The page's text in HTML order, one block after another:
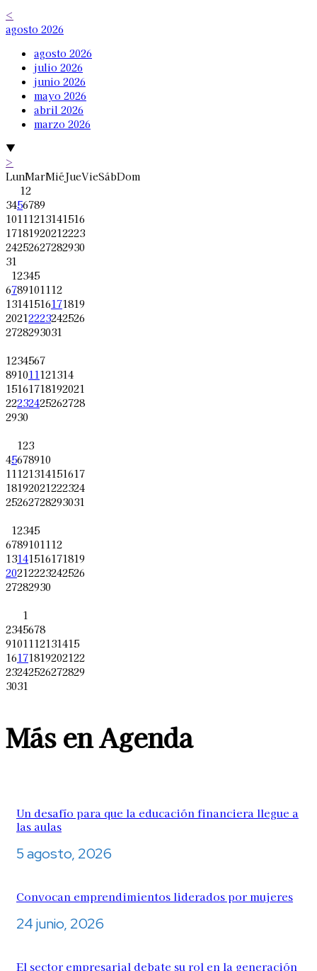
<
agosto 2026
agosto 2026
julio 2026
junio 2026
mayo 2026
abril 2026
marzo 2026
▼
>
LunMarMiéJueVieSábDom
12
3456789
10111213141516
17181920212223
24252627282930
31
12345
6789101112
13141516171819
20212223242526
2728293031
1234567
891011121314
15161718192021
22232425262728
2930
123
45678910
11121314151617
18192021222324
25262728293031
12345
6789101112
13141516171819
20212223242526
27282930
1
2345678
9101112131415
16171819202122
23242526272829
3031
Más en Agenda
Un desafío para que la educación financiera llegue a
las aulas
5 agosto, 2026
Convocan emprendimientos liderados por mujeres
24 junio, 2026
El sector empresarial debate su rol en la generación